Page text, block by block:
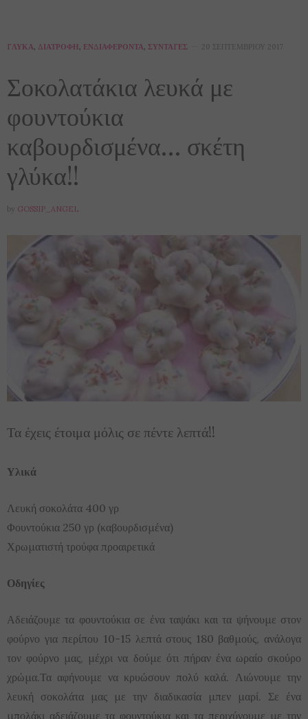
ΓΛΥΚΆ, ΔΙΑΤΡΟΦΉ, ΕΝΔΙΑΦΈΡΟΝΤΑ, ΣΥΝΤΑΓΈΣ 20 ΣΕΠΤΕΜΒΡΊΟΥ 2017
Σοκολατάκια λευκά με
φουντούκια
καβουρδισμένα… σκέτη
γλύκα!!
by GOSSIP_ANGEL
Τα έχεις έτοιμα μόλις σε πέντε λεπτά!!
Υλικά
Λευκή σοκολάτα 400 γρ
Φουντούκια 250 γρ (καβουρδισμένα)
Χρωματιστή τρούφα προαιρετικά
Οδηγίες
Αδειάζουμε τα φουντούκια σε ένα ταψάκι και τα ψήνουμε στον
φούρνο για περίπου 10-15 λεπτά στους 180 βαθμούς, ανάλογα
τον φούρνο μας, μέχρι να δούμε ότι πήραν ένα ωραίο σκούρο
χρώμα.Τα αφήνουμε να κρυώσουν πολύ καλά. Λιώνουμε την
λευκή σοκολάτα μας με την διαδικασία μπεν μαρί. Σε ένα
μπολάκι αδειάζουμε τα φουντούκια και τα περιχύνουμε με την